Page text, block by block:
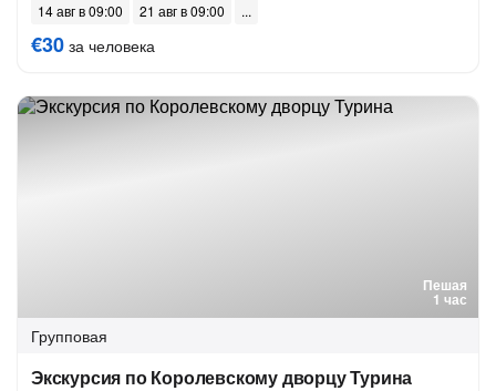
14 авг в 09:00 21 авг в 09:00
€30 за человека
Пешая
1 час
Групповая
Экскурсия по Королевскому дворцу Турина